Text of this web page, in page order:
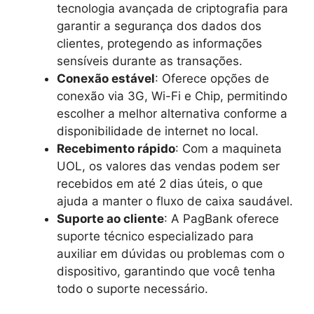
tecnologia avançada de criptografia para
garantir a segurança dos dados dos
clientes, protegendo as informações
sensíveis durante as transações.
Conexão estável: Oferece opções de
conexão via 3G, Wi-Fi e Chip, permitindo
escolher a melhor alternativa conforme a
disponibilidade de internet no local.
Recebimento rápido: Com a maquineta
UOL, os valores das vendas podem ser
recebidos em até 2 dias úteis, o que
ajuda a manter o fluxo de caixa saudável.
Suporte ao cliente: A PagBank oferece
suporte técnico especializado para
auxiliar em dúvidas ou problemas com o
dispositivo, garantindo que você tenha
todo o suporte necessário.